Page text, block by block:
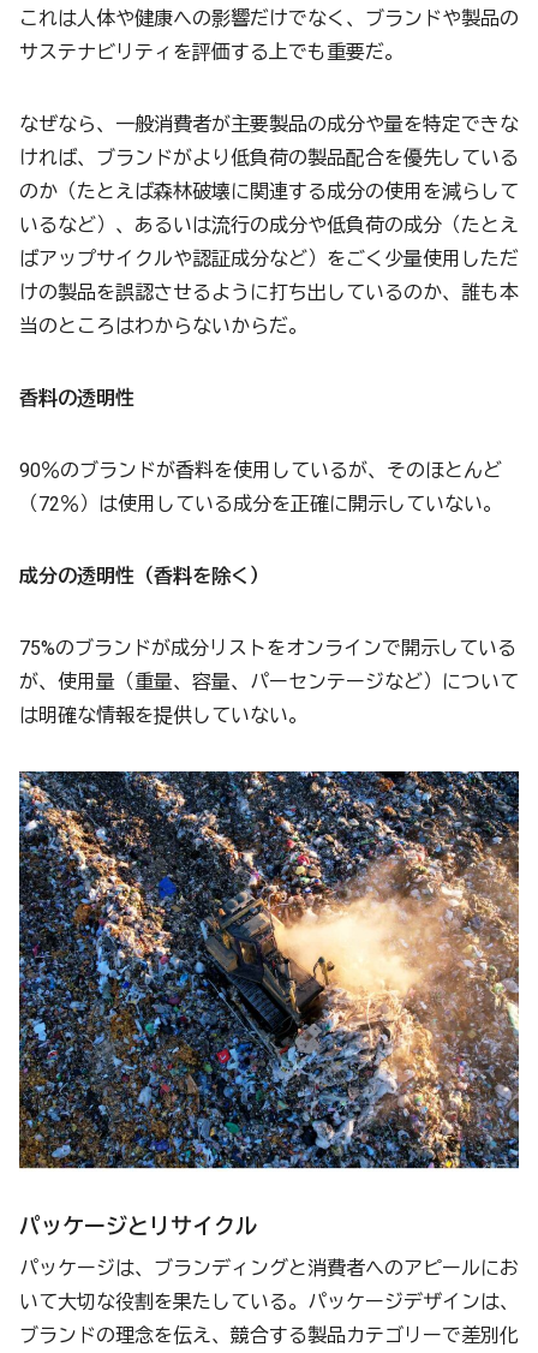
これは人体や健康への影響だけでなく、ブランドや製品の
サステナビリティを評価する上でも重要だ。
なぜなら、一般消費者が主要製品の成分や量を特定できな
ければ、ブランドがより低負荷の製品配合を優先している
のか（たとえば森林破壊に関連する成分の使用を減らして
いるなど）、あるいは流行の成分や低負荷の成分（たとえ
ばアップサイクルや認証成分など）をごく少量使用しただ
けの製品を誤認させるように打ち出しているのか、誰も本
当のところはわからないからだ。
香料の透明性
90％のブランドが香料を使用しているが、そのほとんど
（72％）は使用している成分を正確に開示していない。
成分の透明性（香料を除く）
75%のブランドが成分リストをオンラインで開示している
が、使用量（重量、容量、パーセンテージなど）について
は明確な情報を提供していない。
パッケージとリサイクル
パッケージは、ブランディングと消費者へのアピールにお
いて大切な役割を果たしている。パッケージデザインは、
ブランドの理念を伝え、競合する製品カテゴリーで差別化